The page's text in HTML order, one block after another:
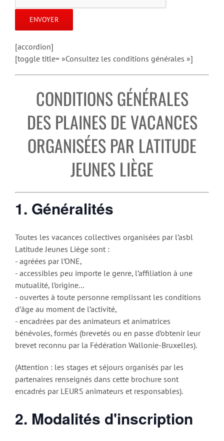
[accordion]
[toggle title= »Consultez les conditions générales »]
CONDITIONS GÉNÉRALES
DES PLAINES DE VACANCES
ORGANISÉES PAR LATITUDE
JEUNES LIÈGE
1. Généralités
Toutes les vacances collectives organisées par l’asbl
Latitude Jeunes Liège sont :
- agréées par l’ONE,
- accessibles peu importe le genre, l’affiliation à une
mutualité, l’origine…
- ouvertes à toute personne remplissant les conditions
d’âge au moment de l’activité,
- encadrées par des animateurs et animatrices
bénévoles, formés (brevetés ou en passe d’obtenir leur
brevet reconnu par la Fédération Wallonie-Bruxelles).
(Attention : les stages et séjours organisés par les
partenaires renseignés dans cette brochure sont
encadrés par LEURS animateurs et responsables).
2. Modalités d'inscription